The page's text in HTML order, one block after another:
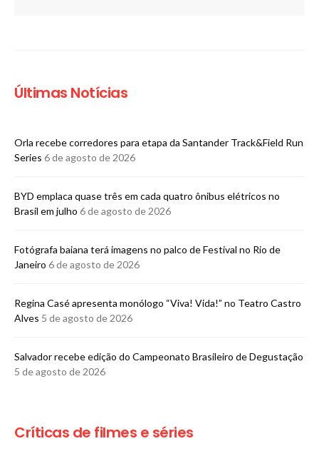
Últimas Notícias
Orla recebe corredores para etapa da Santander Track&Field Run
Series 6 de agosto de 2026
BYD emplaca quase três em cada quatro ônibus elétricos no
Brasil em julho 6 de agosto de 2026
Fotógrafa baiana terá imagens no palco de Festival no Rio de
Janeiro 6 de agosto de 2026
Regina Casé apresenta monólogo “Viva! Vida!” no Teatro Castro
Alves 5 de agosto de 2026
​Salvador recebe edição do Campeonato Brasileiro de Degustação
5 de agosto de 2026
Críticas de filmes e séries